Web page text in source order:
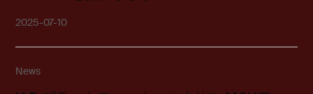
2025-07-10
News